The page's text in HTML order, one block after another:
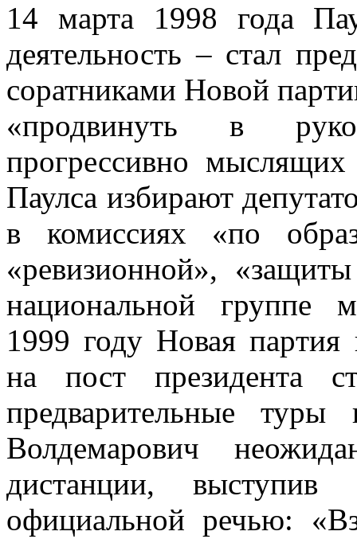
14 марта 1998 года
деятельность – стал
соратниками Hовой
«продвинуть в
пpогpессивно
Паулса избирают
в комиссиях «по
«ревизионной»,
национальной группе
1999 году Новая паpтия
на пост пpезидента
предварительные
Волдемаpович
дистанции,
официальной речью: